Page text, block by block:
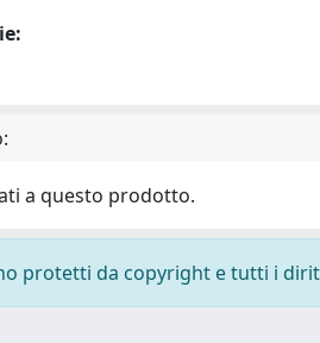
a questo prodotto.
protetti da copyright e tutti i